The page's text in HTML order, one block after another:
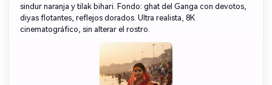
sindur naranja y tilak bihari. Fondo: ghat del Ganga con devotos,
diyas flotantes, reflejos dorados. Ultra realista, 8K
cinematográfico, sin alterar el rostro.